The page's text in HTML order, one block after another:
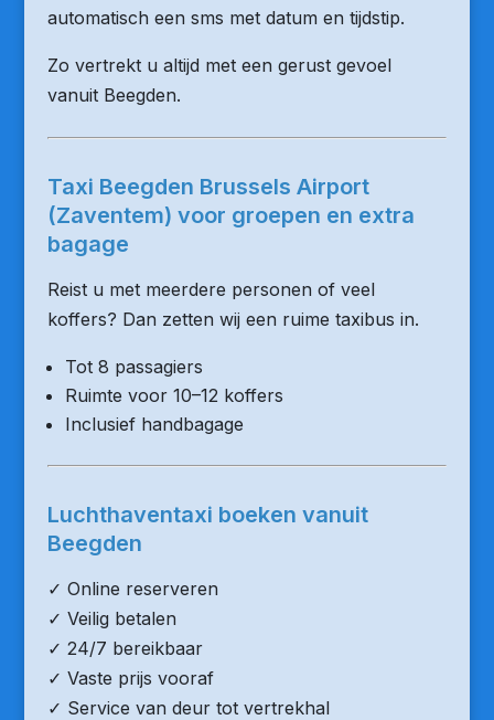
automatisch een sms met datum en tijdstip.
Zo vertrekt u altijd met een gerust gevoel
vanuit Beegden.
Taxi Beegden Brussels Airport
(Zaventem) voor groepen en extra
bagage
Reist u met meerdere personen of veel
koffers? Dan zetten wij een ruime taxibus in.
Tot 8 passagiers
Ruimte voor 10–12 koffers
Inclusief handbagage
Luchthaventaxi boeken vanuit
Beegden
✓ Online reserveren
✓ Veilig betalen
✓ 24/7 bereikbaar
✓ Vaste prijs vooraf
✓ Service van deur tot vertrekhal